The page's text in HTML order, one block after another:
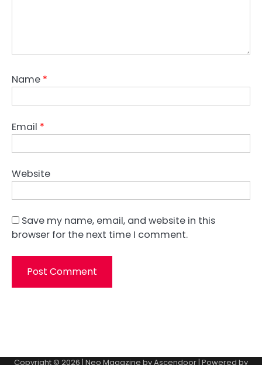
Name *
Email *
Website
Save my name, email, and website in this
browser for the next time I comment.
Copyright © 2026 | Neo Magazine byAscendoor| Powered by